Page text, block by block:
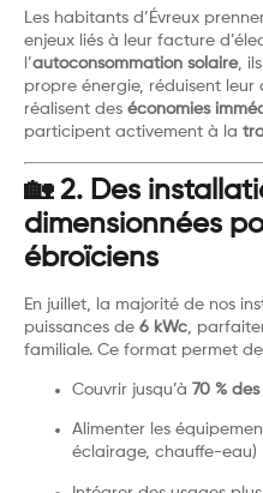
Les habitants d’Évreux
enjeux liés à leur facture
l’autoconsommation solaire,
propre énergie, réduisent
réalisent des économies
participent activement à la
🏡 2. Des
dimensionnées
ébroïciens
En juillet, la majorité de nos
puissances de 6 kWc ,
familiale. Ce format permet
Couvrir jusqu’à 70 %
Alimenter les
éclairage, chauffe-eau)